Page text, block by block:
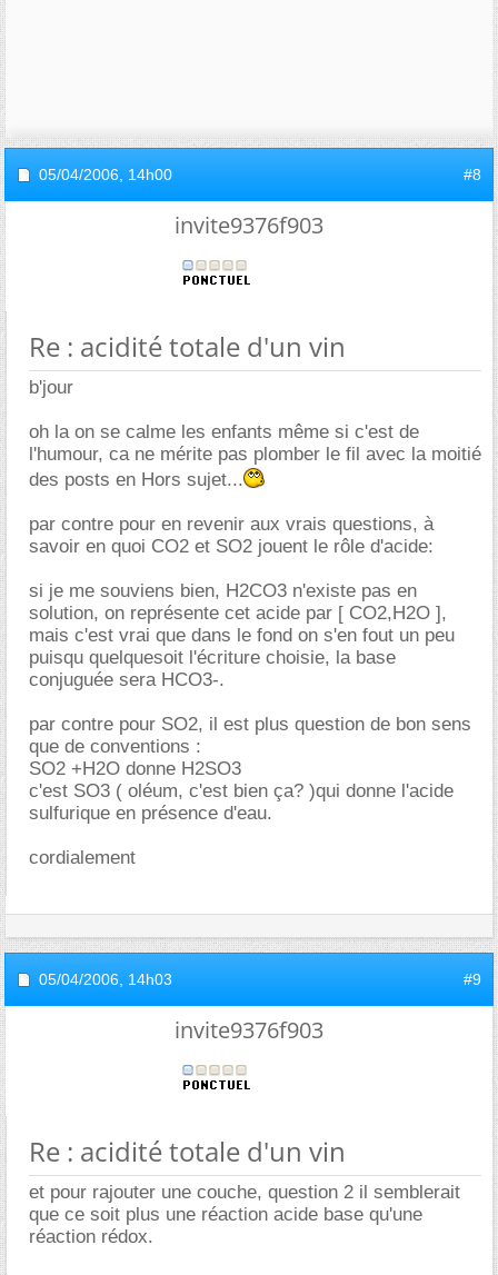
05/04/2006, 14h00 #8
invite9376f903
Re : acidité totale d'un vin
b'jour
oh la on se calme les enfants même si c'est de
l'humour, ca ne mérite pas plomber le fil avec la moitié
des posts en Hors sujet...
par contre pour en revenir aux vrais questions, à
savoir en quoi CO2 et SO2 jouent le rôle d'acide:
si je me souviens bien, H2CO3 n'existe pas en
solution, on représente cet acide par [ CO2,H2O ],
mais c'est vrai que dans le fond on s'en fout un peu
puisqu quelquesoit l'écriture choisie, la base
conjuguée sera HCO3-.
par contre pour SO2, il est plus question de bon sens
que de conventions :
SO2 +H2O donne H2SO3
c'est SO3 ( oléum, c'est bien ça? )qui donne l'acide
sulfurique en présence d'eau.
cordialement
05/04/2006, 14h03 #9
invite9376f903
Re : acidité totale d'un vin
et pour rajouter une couche, question 2 il semblerait
que ce soit plus une réaction acide base qu'une
réaction rédox.